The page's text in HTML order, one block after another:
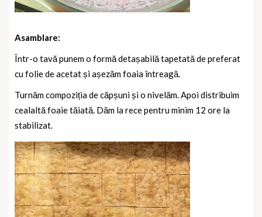
Asamblare:
Într-o tavă punem o formă detașabilă tapetată de preferat
cu folie de acetat și așezăm foaia întreagă.
Turnăm compoziția de căpșuni și o nivelăm. Apoi distribuim
cealaltă foaie tăiată. Dăm la rece pentru minim 12 ore la
stabilizat.